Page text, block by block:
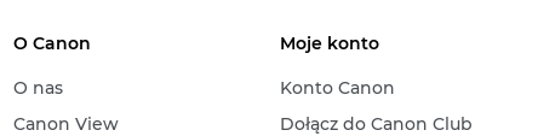
O Canon
O nas
Canon View
Moje konto
Konto Canon
Dołącz do Canon Club